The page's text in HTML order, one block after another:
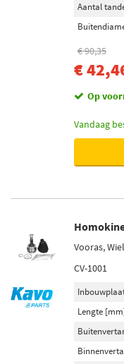
Aantal
€ 90,35
€
Op
Vandaag
Vooras,
CV-1001
Lengte